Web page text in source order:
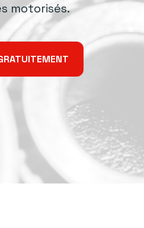
motorisés.